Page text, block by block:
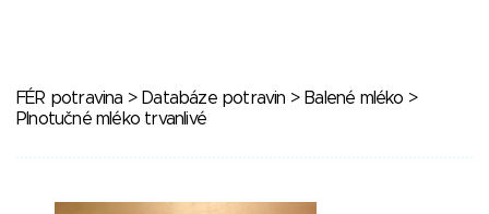
FÉR potravina > Databáze potravin > Balené mléko >
Plnotučné mléko trvanlivé